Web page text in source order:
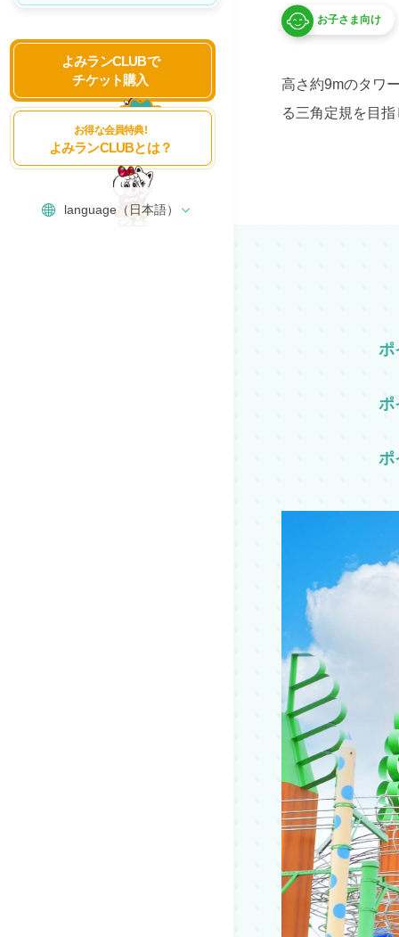
よみランCLUBで
チケット購入
お得な会員特典!
よみランCLUBとは？
お子さま向け
高さ約9mのタワ
る三角定規を目
ポ
ポ
ポ